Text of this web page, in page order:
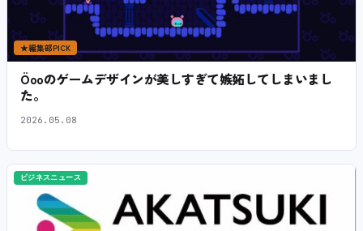
★編集部PICK
Öooのゲームデザインが美しすぎて嫉妬してしまいまし
た。
2026.05.08
ビジネスニュース